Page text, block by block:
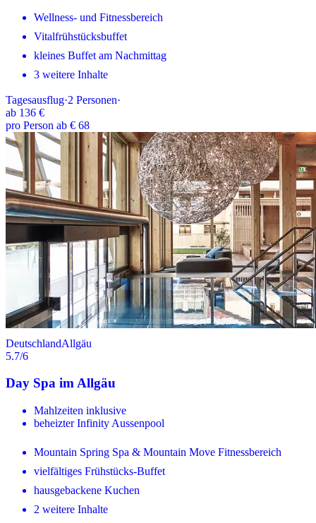
Wellness- und Fitnessbereich
Vitalfrühstücksbuffet
kleines Buffet am Nachmittag
3 weitere Inhalte
Tagesausflug·2 Personen·
ab 136 €
pro Person ab € 68
DeutschlandAllgäu
5.7/6
Day Spa im Allgäu
Mahlzeiten inklusive
beheizter Infinity Aussenpool
Mountain Spring Spa & Mountain Move Fitnessbereich
vielfältiges Frühstücks-Buffet
hausgebackene Kuchen
2 weitere Inhalte